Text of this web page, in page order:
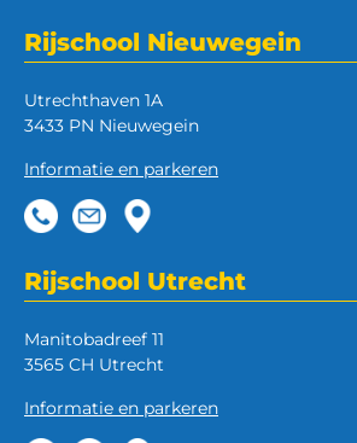
Rijschool Nieuwegein
Utrechthaven 1A
3433 PN Nieuwegein
Informatie en parkeren
Rijschool Utrecht
Manitobadreef 11
3565 CH Utrecht
Informatie en parkeren